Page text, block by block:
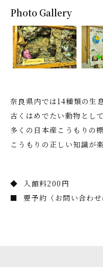
Photo Gallery
奈良県内では14種類の生
古くはめでたい動物とし
多くの日本産こうもりの
こうもりの正しい知識が
◆ 入館料200円
■ 要予約（お問い合わせ